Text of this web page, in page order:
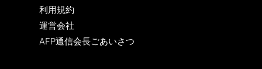
利用規約
運営会社
AFP通信会長ごあいさつ